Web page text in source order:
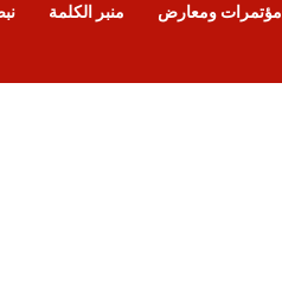
مؤتمرات ومعارض منبر الكلمة